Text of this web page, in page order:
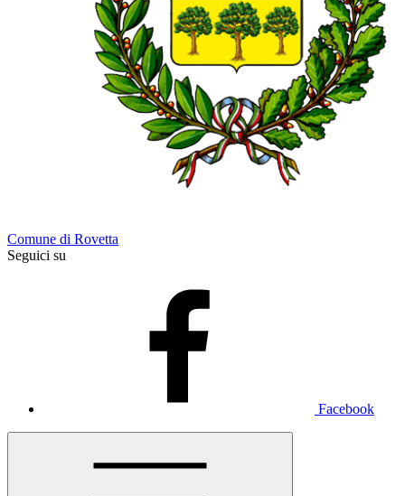
Comune di Rovetta
Seguici su
Facebook